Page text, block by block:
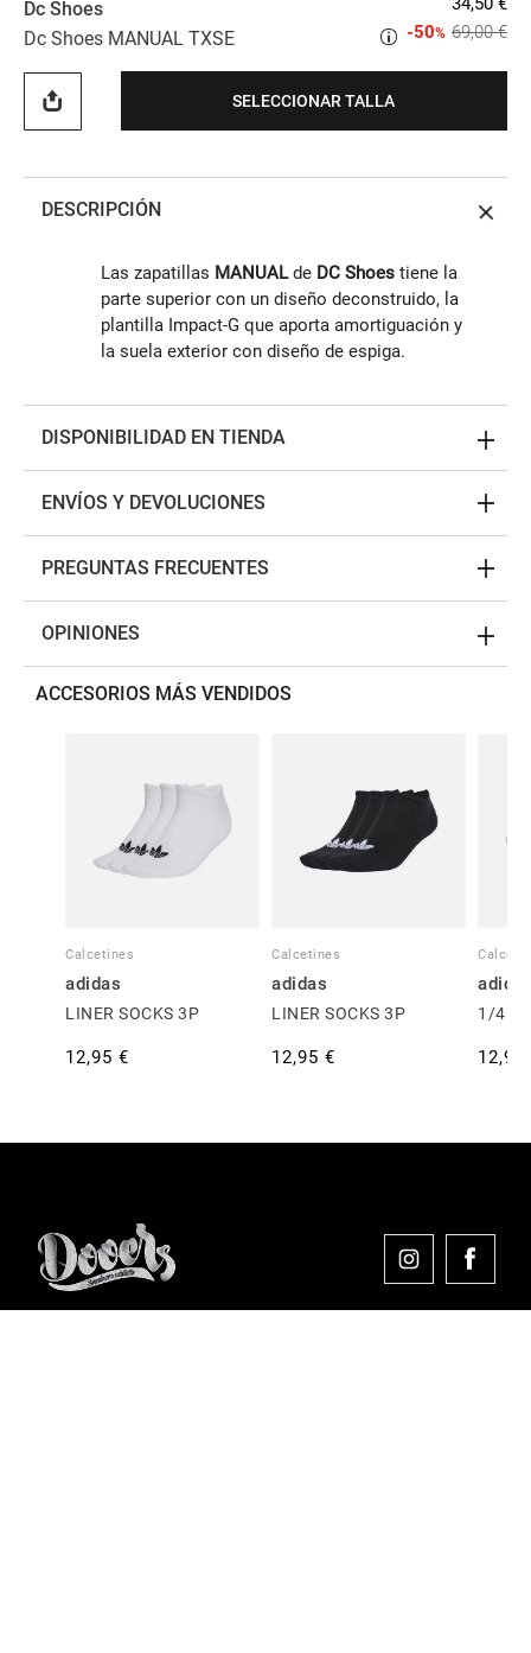
Dc Shoes
Dc Shoes MANUAL TXSE
69,00 €
-50%
SELECCIONAR TALLA
DESCRIPCIÓN
Las zapatillas MANUALde DC Shoes tiene la
parte superior con un diseño deconstruido, la
plantilla Impact-G que aporta amortiguación y
la suela exterior con diseño de espiga.
DISPONIBILIDAD EN TIENDA
ENVÍOS Y DEVOLUCIONES
PREGUNTAS FRECUENTES
OPINIONES
ACCESORIOS MÁS VENDIDOS
Calcetines
adidas
LINER SOCKS 3P
12,95 €
Calcetines
adidas
LINER SOCKS 3P
12,95 €
1/4
12,95